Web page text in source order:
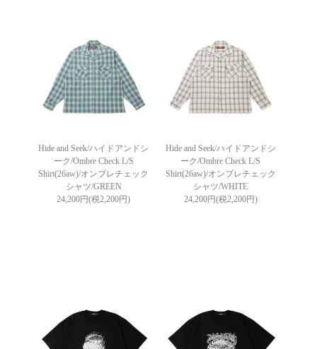
Hide and Seek/ハイドアンドシ
ーク/Ombre Check L/S
Shirt(26aw)/オンブレチェック
シャツ/GREEN
24,200円(税2,200円)
Hide and Seek/ハイドアンドシ
ーク/Ombre Check L/S
Shirt(26aw)/オンブレチェック
シャツ/WHITE
24,200円(税2,200円)